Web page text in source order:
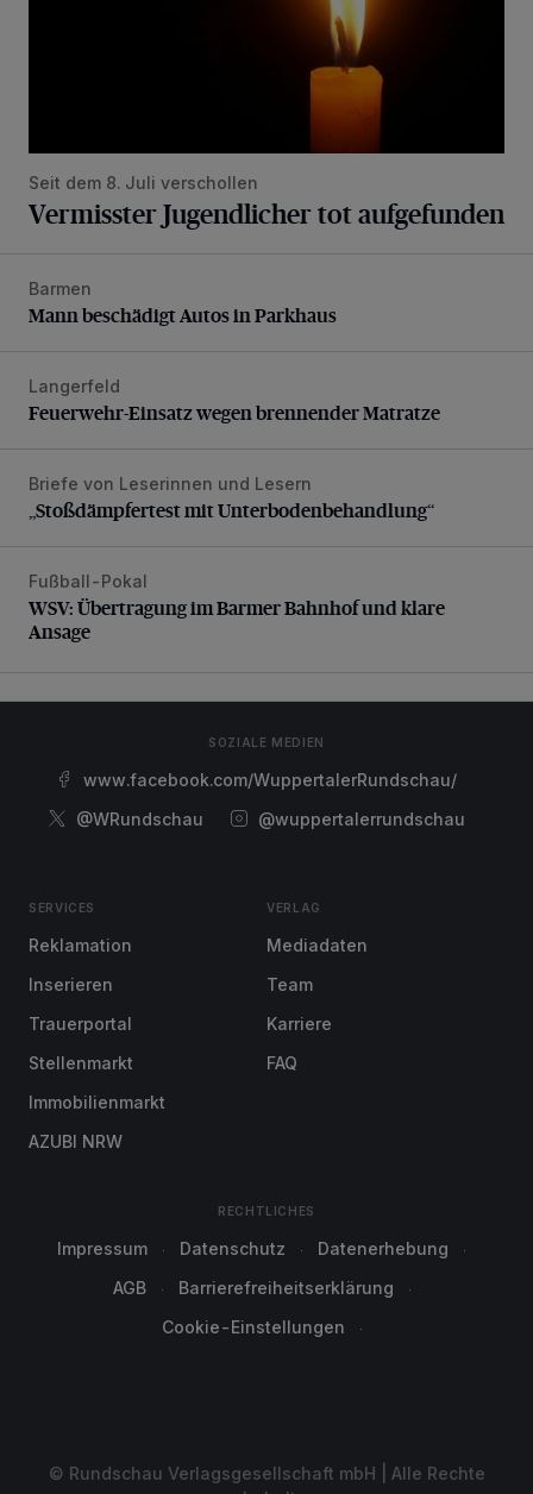
Seit dem 8. Juli verschollen
Vermisster Jugendlicher tot aufgefunden
Mann beschädigt Autos in Parkhaus
Barmen
Mann beschädigt Autos in Parkhaus
Feuerwehr-Einsatz wegen brennender Matratze
Langerfeld
Feuerwehr-Einsatz wegen brennender Matratze
„Stoßdämpfertest mit Unterbodenbehandlung“
Briefe von Leserinnen und Lesern
„Stoßdämpfertest mit Unterbodenbehandlung“
WSV: Übertragung im Barmer Bahnhof und klare Ansage
Fußball-Pokal
WSV: Übertragung im Barmer Bahnhof und klare
Ansage
SOZIALE MEDIEN
www.facebook.com/WuppertalerRundschau/
@WRundschau
@wuppertalerrundschau
SERVICES
Reklamation
Inserieren
Trauerportal
Stellenmarkt
Immobilienmarkt
AZUBI NRW
VERLAG
Mediadaten
Team
Karriere
FAQ
RECHTLICHES
Impressum Datenschutz
Datenerhebung
AGB
Barrierefreiheitserklärung
Cookie-Einstellungen
© Rundschau Verlagsgesellschaft mbH | Alle Rechte